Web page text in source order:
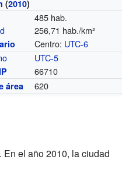
(2010)
485 hab.
256,71 hab./km²
Centro: UTC-6
UTC-5
66710
área 620
En el año 2010, la ciudad